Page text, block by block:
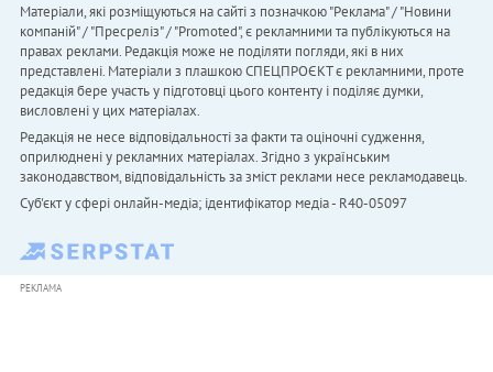
Матеріали, які розміщуються на сайті з позначкою "Реклама" / "Новини
компаній" / "Пресреліз" / "Promoted", є рекламними та публікуються на
правах реклами. Редакція може не поділяти погляди, які в них
представлені. Матеріали з плашкою СПЕЦПРОЄКТ є рекламними, проте
редакція бере участь у підготовці цього контенту і поділяє думки,
висловлені у цих матеріалах.
Редакція не несе відповідальності за факти та оціночні судження,
оприлюднені у рекламних матеріалах. Згідно з українським
законодавством, відповідальність за зміст реклами несе рекламодавець.
Cуб'єкт у сфері онлайн-медіа; ідентифікатор медіа - R40-05097
РЕКЛАМА